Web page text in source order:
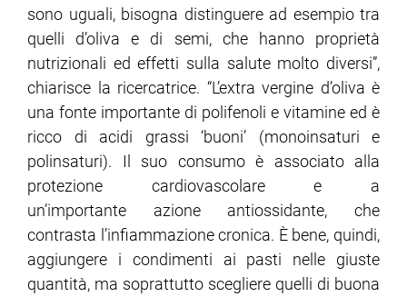
sono uguali, bisogna distinguere ad esempio tra
quelli d’oliva e di semi, che hanno proprietà
nutrizionali ed effetti sulla salute molto diversi”,
chiarisce la ricercatrice. “L’extra vergine d’oliva è
una fonte importante di polifenoli e vitamine ed è
ricco di acidi grassi ‘buoni’ (monoinsaturi e
polinsaturi). Il suo consumo è associato alla
protezione cardiovascolare e a
un’importante azione antiossidante, che
contrasta l’infiammazione cronica. È bene, quindi,
aggiungere i condimenti ai pasti nelle giuste
quantità, ma soprattutto scegliere quelli di buona